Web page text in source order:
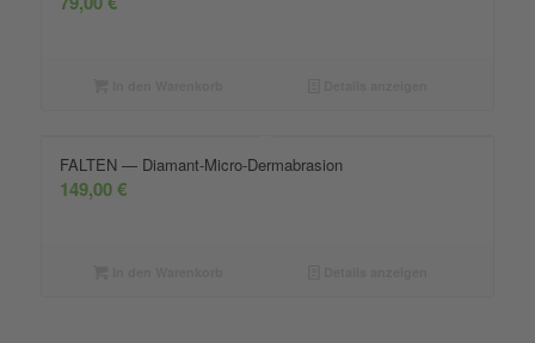
FALTEN — Diamant-Micro-Dermabrasion
149,00€